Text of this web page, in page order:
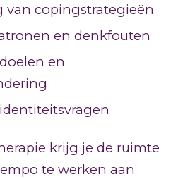
van copingstrategieën
en denkfouten
en
krijg je de ruimte
te werken aan